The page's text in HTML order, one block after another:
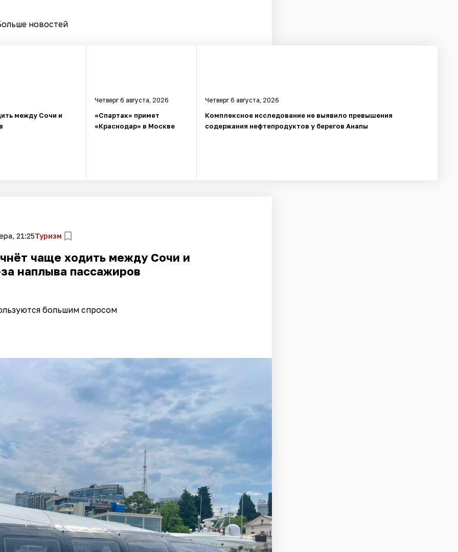
новостей
между Сочи и
Четверг 6 августа, 2026
«Спартак» примет
«Краснодар» в Москве
Четверг 6 августа, 2026
Комплексное исследование не выявило превышения
содержания нефтепродуктов у берегов Анапы
21:25Туризм
чаще ходить между Сочи и
наплыва пассажиров
большим спросом